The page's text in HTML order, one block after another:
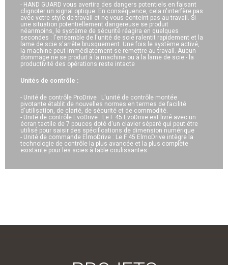
- HAND GUARD vous avertira des dangers potentiels en faisant
clignoter un signal optique. En conséquence, cela n'interfère pas
avec votre style de travail et ne vous conteint pas au travail. Si
une situation potentiellement dangereuse se produit
néanmoins, le système de sécurité réagira en quelques
secondes : l'ensemble de l'unité de scie ralentit rapidement et la
lame de scie s'arrête brusquement. Une fois le système activé,
la machine peut immédiatement se remettre au travail. Aucun
dommage ne se produit à la machine ou à la lame de scie - la
productivité des opérations reste intacte
Unités de contrôle :
- Unité de contrôle ProDrive : L'unité de contrôle montée
pivotante établit de nouvelles normes en termes de facilité
d'utilisation, de clarté, de sécurité et de commodité.
- Unité de contrôle EvoDrive : Le F 45 EvoDrive est livré avec un
écran tactile de 7 pouces doté d'un clavier séparé qui peut être
utilisé pour saisir des spécifications de dimension numérique
- Unité de commande ElmoDrive : Le F 45 ElmoDrive intègre la
technologie de contrôle la plus avancée et la plus complète
existante pour les scies à table coulissantes.